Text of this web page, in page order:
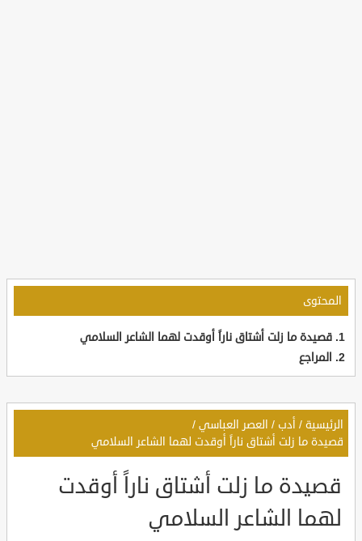
المحتوى
قصيدة ما زلت أشتاق ناراً أوقدت لهما الشاعر السلامي
المراجع
الرئيسية / أدب / العصر العباسي /
قصيدة ما زلت أشتاق ناراً أوقدت لهما الشاعر السلامي
قصيدة ما زلت أشتاق ناراً أوقدت
لهما الشاعر السلامي